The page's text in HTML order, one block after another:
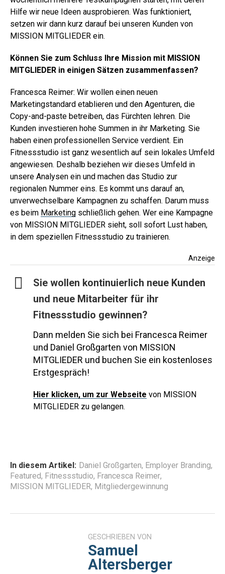
Hilfe wir neue Ideen ausprobieren. Was funktioniert,
setzen wir dann kurz darauf bei unseren Kunden von
MISSION MITGLIEDER ein.
Können Sie zum Schluss Ihre Mission mit MISSION
MITGLIEDER in einigen Sätzen zusammenfassen?
Francesca Reimer: Wir wollen einen neuen
Marketingstandard etablieren und den Agenturen, die
Copy-and-paste betreiben, das Fürchten lehren. Die
Kunden investieren hohe Summen in ihr Marketing. Sie
haben einen professionellen Service verdient. Ein
Fitnessstudio ist ganz wesentlich auf sein lokales Umfeld
angewiesen. Deshalb beziehen wir dieses Umfeld in
unsere Analysen ein und machen das Studio zur
regionalen Nummer eins. Es kommt uns darauf an,
unverwechselbare Kampagnen zu schaffen. Darum muss
es beim Marketing schließlich gehen. Wer eine Kampagne
von MISSION MITGLIEDER sieht, soll sofort Lust haben,
in dem speziellen Fitnessstudio zu trainieren.
Anzeige
Sie wollen kontinuierlich neue Kunden
und neue Mitarbeiter für ihr
Fitnessstudio gewinnen?
Dann melden Sie sich bei Francesca Reimer
und Daniel Großgarten von MISSION
MITGLIEDER und buchen Sie ein kostenloses
Erstgespräch!
Hier klicken, um zur Webseite von MISSION
MITGLIEDER zu gelangen.
In diesem Artikel: Daniel Großgarten, Employer Branding,
Featured, Fitnessstudio, Francesca Reimer,
MISSION MITGLIEDER, Mitgliedergewinnung
GESCHRIEBEN VON
Samuel
Altersberger